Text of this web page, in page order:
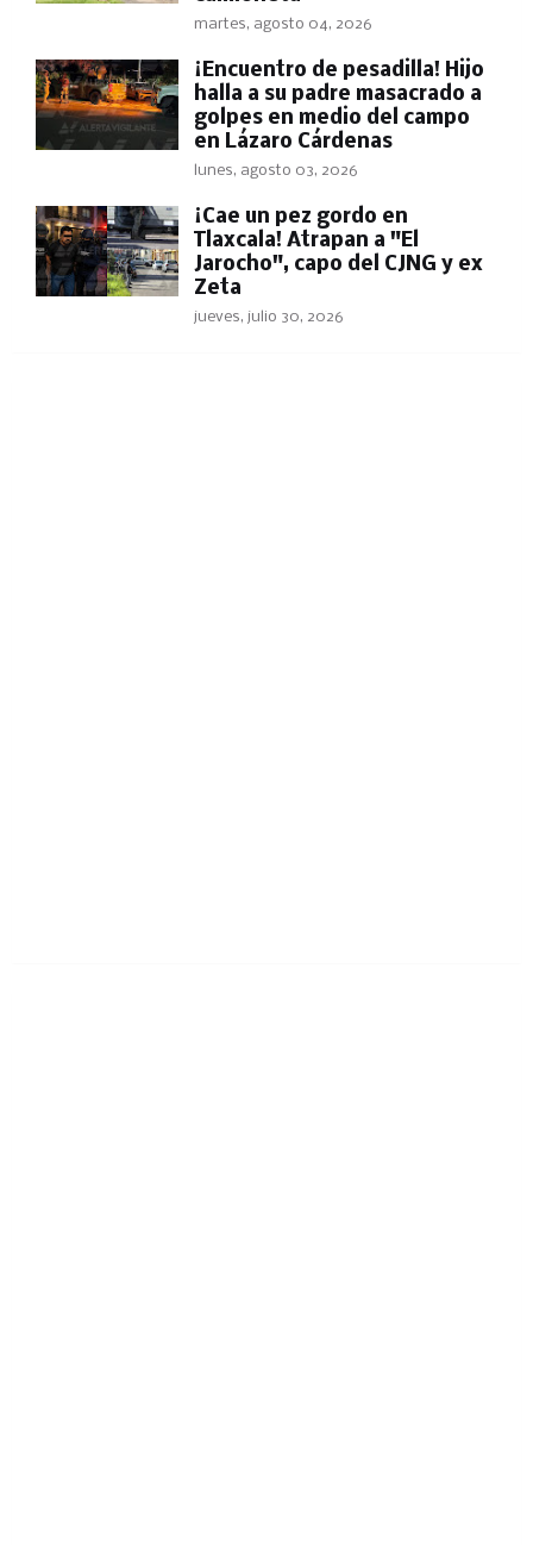
martes, agosto 04, 2026
​¡Encuentro de pesadilla! Hijo
halla a su padre masacrado a
golpes en medio del campo
en Lázaro Cárdenas
lunes, agosto 03, 2026
​¡Cae un pez gordo en
Tlaxcala! Atrapan a "El
Jarocho", capo del CJNG y ex
Zeta
jueves, julio 30, 2026